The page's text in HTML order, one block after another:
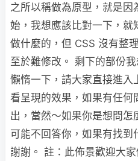
之所以稱做為原型，就是
始，我想應該比對一下，就
做什麼的，但 CSS 沒有整
至於難修改。 剩下的部份
懶惰一下，請大家直接進入
看呈現的效果，如果有任何
出，當然～如果你是想問
可能不回答你，如果有找到
謝謝。 註：此佈景歡迎大家